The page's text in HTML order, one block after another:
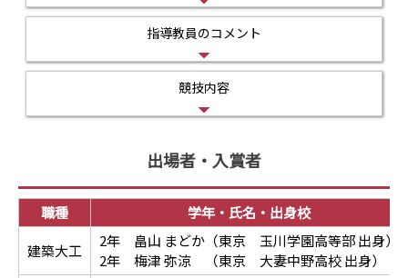
指導教員のコメント
競技内容
出場者・入賞者
職種
学年・氏名・出身校
建築大工
2年 畠山 まどか（東京 玉川学園高等部 出身）
2年 梅津 弥涼 （東京 大妻中野高校 出身）